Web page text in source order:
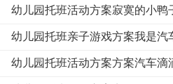
幼儿园托班活动方案寂寞的小鸭
幼儿园托班亲子游戏方案我是汽
幼儿园托班活动方案方案汽车滴